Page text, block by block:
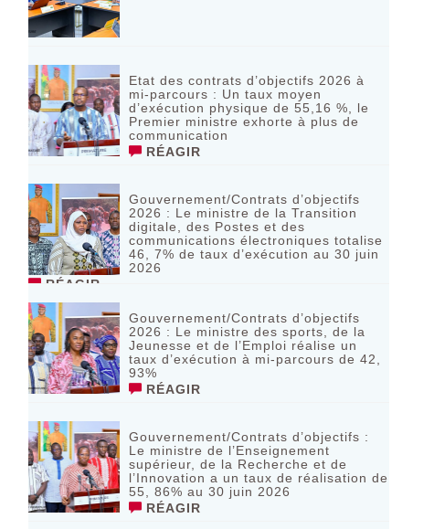
Etat des contrats d’objectifs 2026 à
mi-parcours : Un taux moyen
d’exécution physique de 55,16 %, le
Premier ministre exhorte à plus de
communication
RÉAGIR
Gouvernement/Contrats d’objectifs
2026 : Le ministre de la Transition
digitale, des Postes et des
communications électroniques totalise
46, 7% de taux d’exécution au 30 juin
2026
RÉAGIR
Gouvernement/Contrats d’objectifs
2026 : Le ministre des sports, de la
Jeunesse et de l’Emploi réalise un
taux d’exécution à mi-parcours de 42,
93%
RÉAGIR
Gouvernement/Contrats d’objectifs :
Le ministre de l’Enseignement
supérieur, de la Recherche et de
l’Innovation a un taux de réalisation de
55, 86% au 30 juin 2026
RÉAGIR